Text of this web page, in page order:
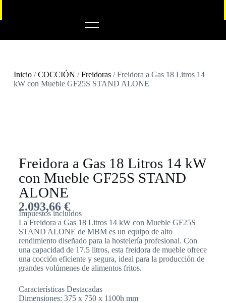
Inicio/COCCIÓN /Freidoras/ Freidora a Gas 18 Litros 14
kW con Mueble GF25S STAND ALONE
Freidora a Gas 18 Litros 14 kW
con Mueble GF25S STAND
ALONE
2.093,66 €
Impuestos incluídos
La Freidora a Gas 18 Litros 14 kW con Mueble GF25S
STAND ALONE de MBM es un equipo de alto
rendimiento diseñado para la hostelería profesional. Con
una capacidad de 17.5 litros, esta freidora de mueble ofrece
una cocción eficiente y segura, ideal para la producción de
grandes volúmenes de alimentos fritos.
Características Destacadas
Dimensiones: 375 x 750 x 1100h mm